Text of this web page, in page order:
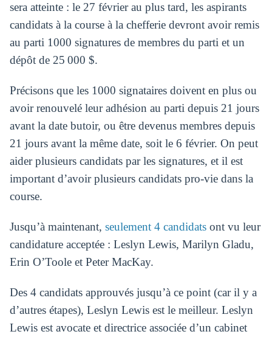
sera atteinte : le 27 février au plus tard, les aspirants
candidats à la course à la chefferie devront avoir remis
au parti 1000 signatures de membres du parti et un
dépôt de 25 000 $.
Précisons que les 1000 signataires doivent en plus ou
avoir renouvelé leur adhésion au parti depuis 21 jours
avant la date butoir, ou être devenus membres depuis
21 jours avant la même date, soit le 6 février. On peut
aider plusieurs candidats par les signatures, et il est
important d’avoir plusieurs candidats pro-vie dans la
course.
Jusqu’à maintenant, seulement 4 candidatsont vu leur
candidature acceptée : Leslyn Lewis, Marilyn Gladu,
Erin O’Toole et Peter MacKay.
Des 4 candidats approuvés jusqu’à ce point (car il y a
d’autres étapes), Leslyn Lewis est le meilleur. Leslyn
Lewis est avocate et directrice associée d’un cabinet